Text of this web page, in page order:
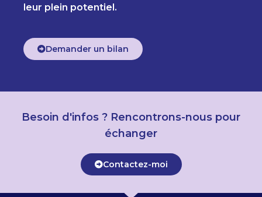
leur plein potentiel.
Demander un bilan
Besoin d'infos ? Rencontrons-nous pour
échanger
Contactez-moi